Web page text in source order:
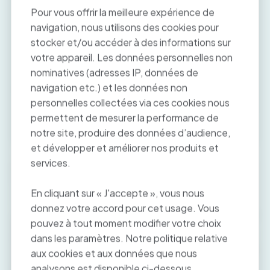
Médecins : Tout savoir
concernant la ROSP et le
forfait structure
Lire l'article
Pour vous offrir la meilleure expérience de
navigation, nous utilisons des cookies pour
stocker et/ou accéder à des informations sur
votre appareil. Les données personnelles non
nominatives (adresses IP, données de
navigation etc.) et les données non
personnelles collectées via ces cookies nous
permettent de mesurer la performance de
notre site, produire des données d’audience,
et développer et améliorer nos produits et
services.
En cliquant sur « J'accepte », vous nous
donnez votre accord pour cet usage. Vous
pouvez à tout moment modifier votre choix
dans les paramètres. Notre politique relative
aux cookies et aux données que nous